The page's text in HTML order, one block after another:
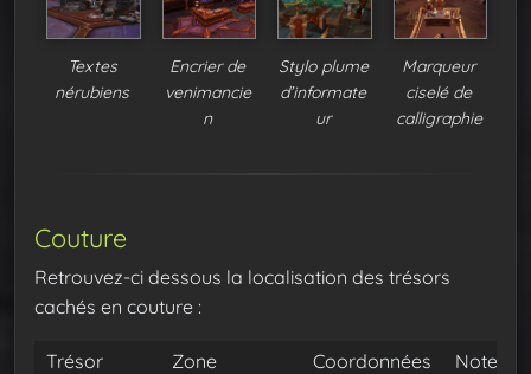
Textes
nérubiens
Encrier de
venimancie
n
Stylo plume
d’informate
ur
Marqueur
ciselé de
calligraphie
Couture
Retrouvez-ci dessous la localisation des trésors
cachés en couture :
Trésor Zone Coordonnées
Note